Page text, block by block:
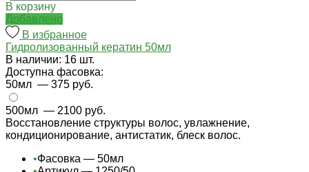
В корзину
Добавлено
В избранное
Гидролизованный кератин 50мл
В наличии: 16 шт.
Доступна фасовка:
50мл — 375 руб.
500мл — 2100 руб.
Восстановление структуры волос, увлажнение,
кондиционирование, антистатик, блеск волос.
•Фасовка — 50мл